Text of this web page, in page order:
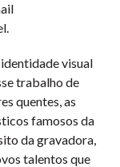
visual
trabalho de
quentes, as
famosos da
da gravadora,
talentos que